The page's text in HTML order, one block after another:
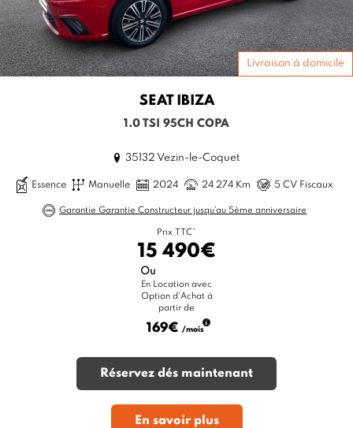
Livraison à domicile
SEAT IBIZA
1.0 TSI 95CH COPA
35132 Vezin-le-Coquet
Essence Manuelle 2024 24 274 Km 5 CV Fiscaux
Garantie Garantie Constructeur jusqu'au 5ème anniversaire
Prix TTC*
15 490€
Ou
En Location avec
Option d'Achat à
partir de
169€ /mois
Réservez dés maintenant
En savoir plus